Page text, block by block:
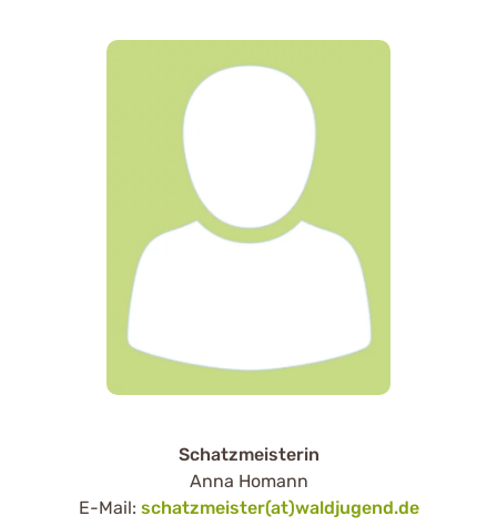
Schatzmeisterin
Anna Homann
E-Mail: schatzmeister(at)waldjugend.de